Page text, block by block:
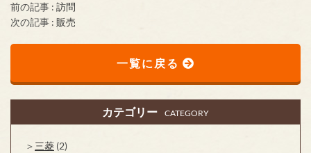
前の記事 : 訪問
次の記事 : 販売
一覧に戻る
カテゴリー CATEGORY
三菱 (2)